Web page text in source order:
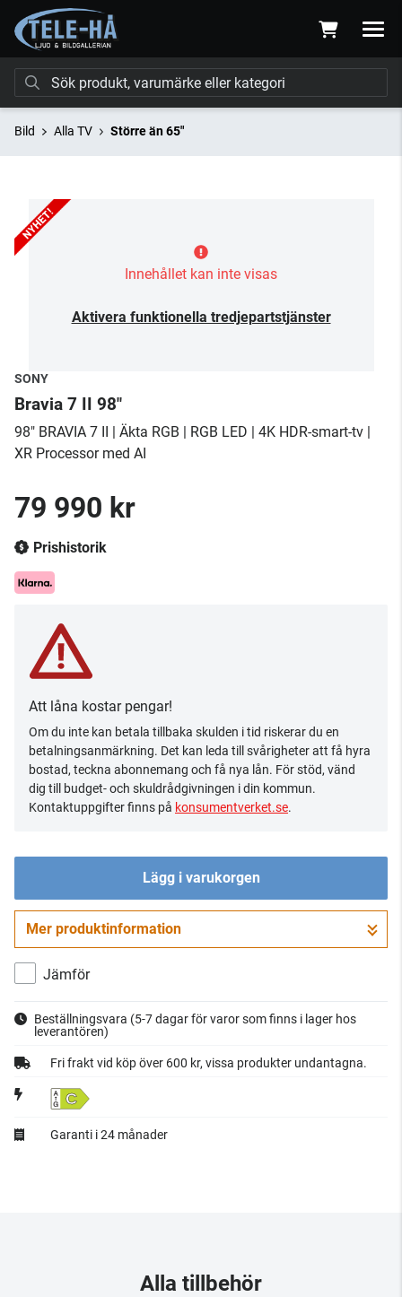
Bild Alla TV Större än 65"
Innehållet kan inte visas
Aktivera funktionella tredjepartstjänster
SONY
Bravia 7 II 98"
98" BRAVIA 7 II | Äkta RGB | RGB LED | 4K HDR-smart-tv |
XR Processor med AI
79 990 kr
Prishistorik
Att låna kostar pengar!
Om du inte kan betala tillbaka skulden i tid riskerar du en
betalningsanmärkning. Det kan leda till svårigheter att få hyra
bostad, teckna abonnemang och få nya lån. För stöd, vänd
dig till budget- och skuldrådgivningen i din kommun.
Kontaktuppgifter finns på konsumentverket.se.
Lägg i varukorgen
Gå till kassan
Mer produktinformation
Jämför
Beställningsvara (5-7 dagar för varor som finns i lager hos
leverantören)
Fri frakt vid köp över 600 kr, vissa produkter undantagna.
C
Garanti i 24 månader
Alla tillbehör